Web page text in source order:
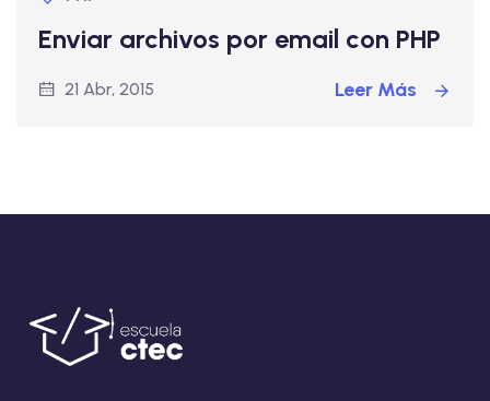
Enviar archivos por email con PHP
21 Abr, 2015 Leer Más